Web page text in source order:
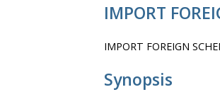
IMPORT
IMPORT FOREIGN
Synopsis